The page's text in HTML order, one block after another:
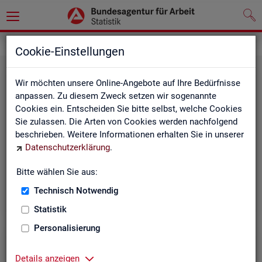
Cookie-Einstellungen
Wir möchten unsere Online-Angebote auf Ihre Bedürfnisse
anpassen. Zu diesem Zweck setzen wir sogenannte
Cookies ein. Entscheiden Sie bitte selbst, welche Cookies
Sie zulassen. Die Arten von Cookies werden nachfolgend
beschrieben. Weitere Informationen erhalten Sie in unserer
Datenschutzerklärung.
Bitte wählen Sie aus:
Technisch Notwendig
Statistik
Personalisierung
Details anzeigen
Ge­set­ze und Ver­ord­nun­gen
Die Gesetze und Verordnungen, die der Arbeit der
Statistik der BA zugrunde liegen, finden Sie hier.